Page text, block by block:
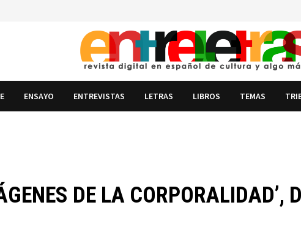
ENSAYO ENTREVISTAS LETRAS LIBROS TEMAS
DE LA CORPORALIDAD’,